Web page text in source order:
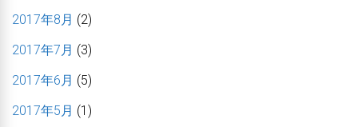
2017年8月 (2)
2017年7月 (3)
2017年6月 (5)
2017年5月 (1)